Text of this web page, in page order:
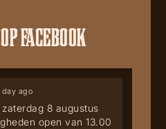
FACEBOOK
8 augustus
open van 13.00
day ago